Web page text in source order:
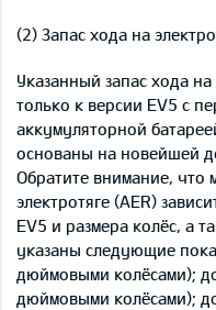
(2) Запас хода на
Указанный запас хода
только к версии EV5 с
аккумуляторной
основаны на новейшей
Обратите внимание, что
электротяге (AER)
EV5 и размера колёс, а
указаны следующие
дюймовыми колёсами);
дюймовыми колёсами);